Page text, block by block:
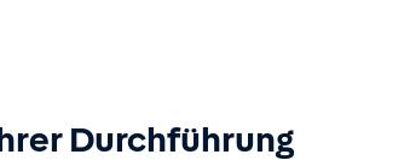
Durchführung